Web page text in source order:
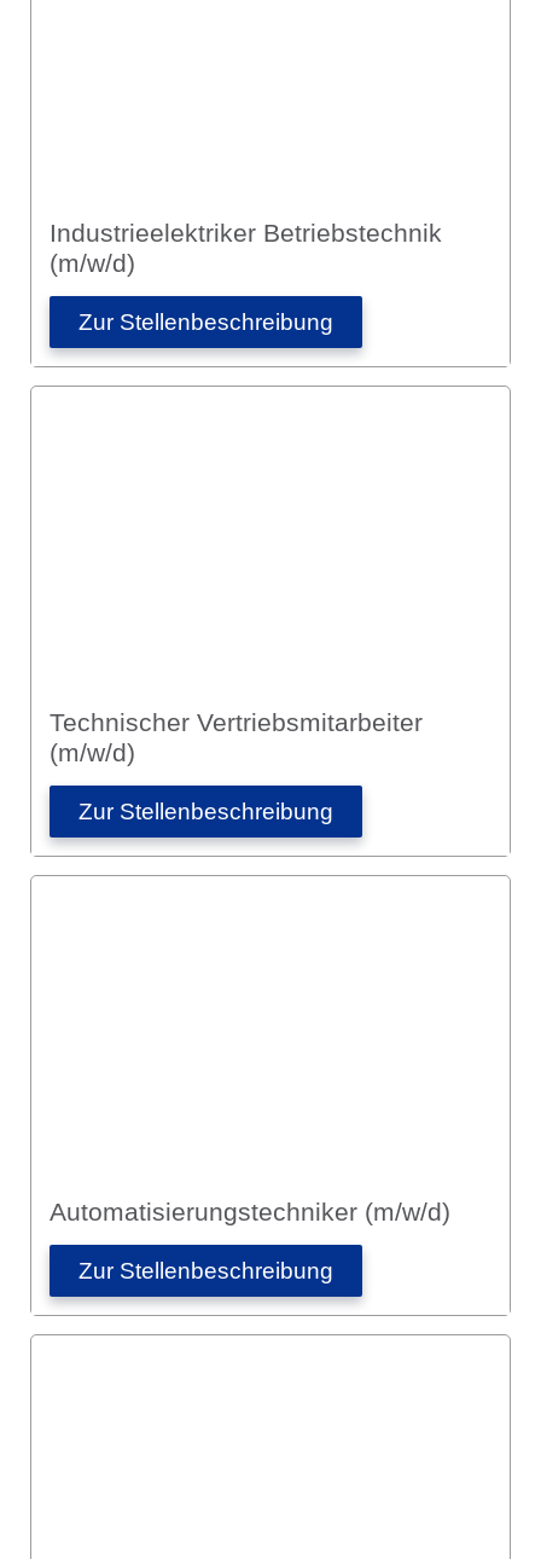
Industrieelektriker Betriebstechnik
(m/w/d)
Zur Stellen­­beschreibung
Technischer Vertriebs­mitarbeiter
(m/w/d)
Zur Stellen­­beschreibung
Automatisierungs­techniker (m/w/d)
Zur Stellen­­beschreibung